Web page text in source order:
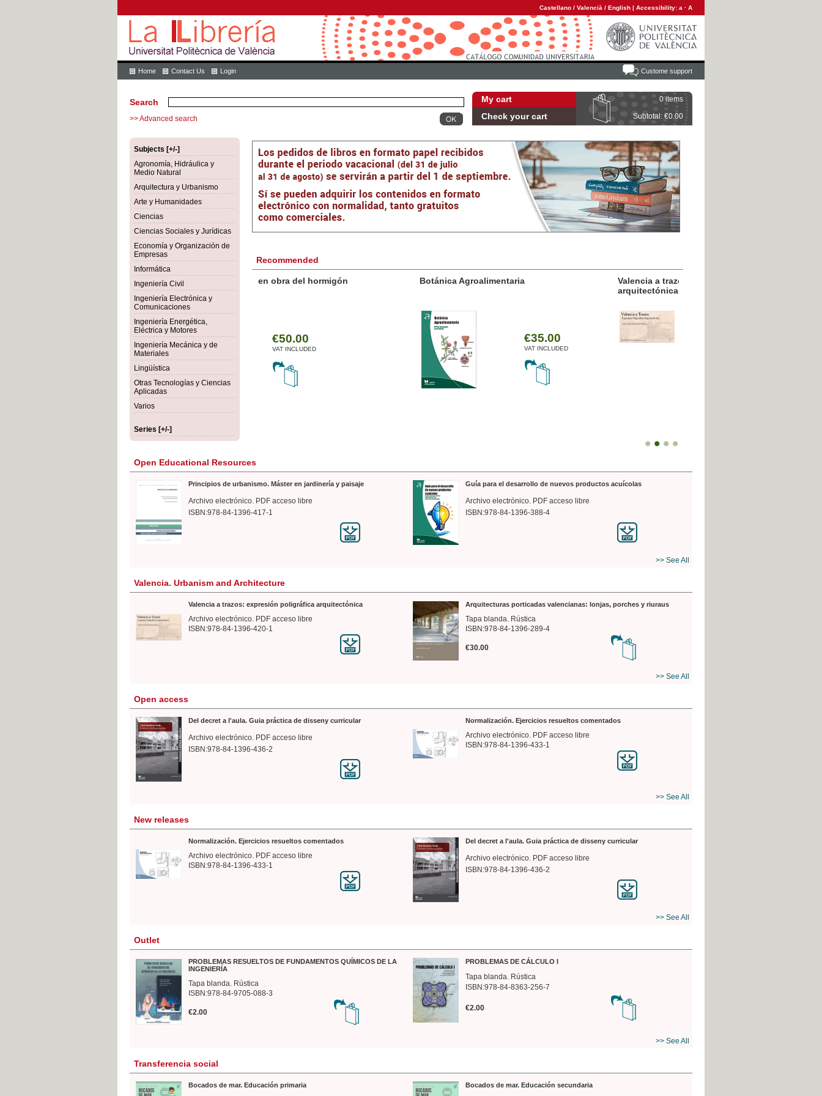
Castellano / Valencià / English | Accessibility: a · A
Custome support
Home Contact Us Login
My cart 0 items
Check your cart Subtotal: €0.00
Search
>> Advanced search
Subjects [+/-]
Agronomía, Hidráulica y
Medio Natural
Arquitectura y Urbanismo
Arte y Humanidades
Ciencias
Ciencias Sociales y Jurídicas
Economía y Organización de
Empresas
Informática
Ingeniería Civil
Ingeniería Electrónica y
Comunicaciones
Ingeniería Energética,
Eléctrica y Motores
Ingeniería Mecánica y de
Materiales
Lingüística
Otras Tecnologías y Ciencias
Aplicadas
Varios
Series [+/-]
Recommended
Botánica Agroalimentaria
Valencia a trazos: expresión poligráfica
Open Educational Resources
Principios de urbanismo. Máster en jardinería y paisaje
Archivo electrónico. PDF acceso libre
ISBN:978-84-1396-417-1
Guía para el desarrollo de nuevos productos acuícolas
Archivo electrónico. PDF acceso libre
ISBN:978-84-1396-388-4
>> See All
Valencia. Urbanism and Architecture
Valencia a trazos: expresión poligráfica arquitectónica
Archivo electrónico. PDF acceso libre
ISBN:978-84-1396-420-1
Arquitecturas porticadas valencianas: lonjas, porches y riuraus
Tapa blanda. Rústica
ISBN:978-84-1396-289-4
€30.00
>> See All
Open access
Del decret a l'aula. Guia práctica de disseny curricular
Archivo electrónico. PDF acceso libre
ISBN:978-84-1396-436-2
Normalización. Ejercicios resueltos comentados
Archivo electrónico. PDF acceso libre
ISBN:978-84-1396-433-1
>> See All
New releases
Normalización. Ejercicios resueltos comentados
Archivo electrónico. PDF acceso libre
ISBN:978-84-1396-433-1
Del decret a l'aula. Guia práctica de disseny curricular
Archivo electrónico. PDF acceso libre
ISBN:978-84-1396-436-2
>> See All
Outlet
PROBLEMAS RESUELTOS DE FUNDAMENTOS QUÍMICOS DE LA
INGENIERÍA
Tapa blanda. Rústica
ISBN:978-84-9705-088-3
€2.00
PROBLEMAS DE CÁLCULO I
Tapa blanda. Rústica
ISBN:978-84-8363-256-7
€2.00
>> See All
Transferencia social
Bocados de mar. Educación primaria Bocados de mar. Educación secundaria